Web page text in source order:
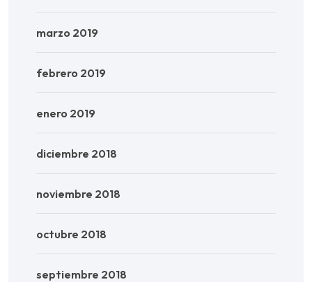
marzo 2019
febrero 2019
enero 2019
diciembre 2018
noviembre 2018
octubre 2018
septiembre 2018